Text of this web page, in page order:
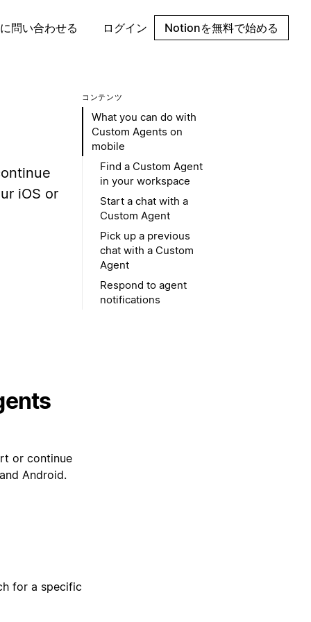
問い合わせる ログイン Notionを無料で始める
iOS or
or continue
Android.
for a specific
コンテンツ
What you can do with
Custom Agents on
mobile
Find a Custom Agent
in your workspace
Start a chat with a
Custom Agent
Pick up a previous
chat with a Custom
Agent
Respond to agent
notifications